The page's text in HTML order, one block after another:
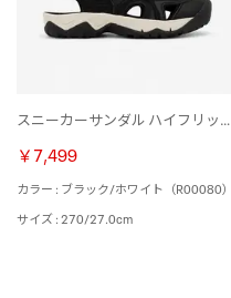
スニーカーサンダル ハイフリッパー / SNEAKER SANDAL HYFLIPPER（ブラック/ホワイト）
￥7,499
カラー : ブラック/ホワイト（R00080）
サイズ : 270/27.0cm